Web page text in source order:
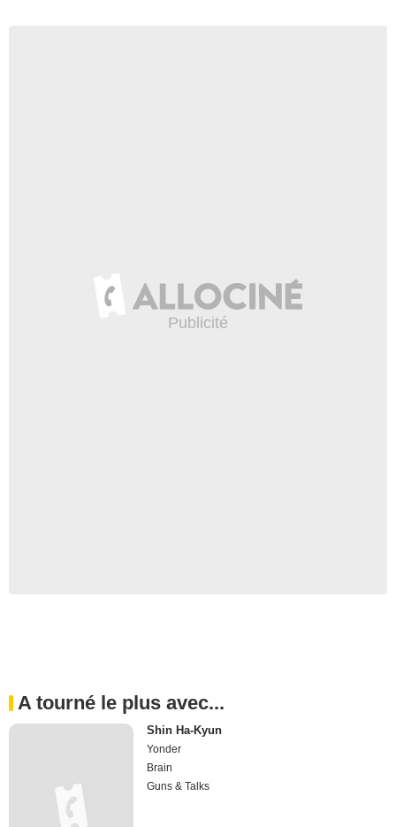
A tourné le plus avec...
Shin Ha-Kyun
Yonder
Brain
Guns & Talks